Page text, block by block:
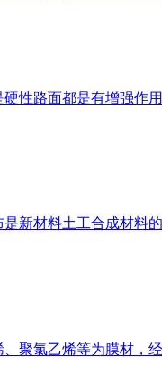
性路面都是有增强作
新材料土工合成材料
聚氯乙烯等为膜材，